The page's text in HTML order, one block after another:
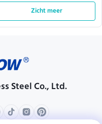
Zicht meer
Steel Co., Ltd.